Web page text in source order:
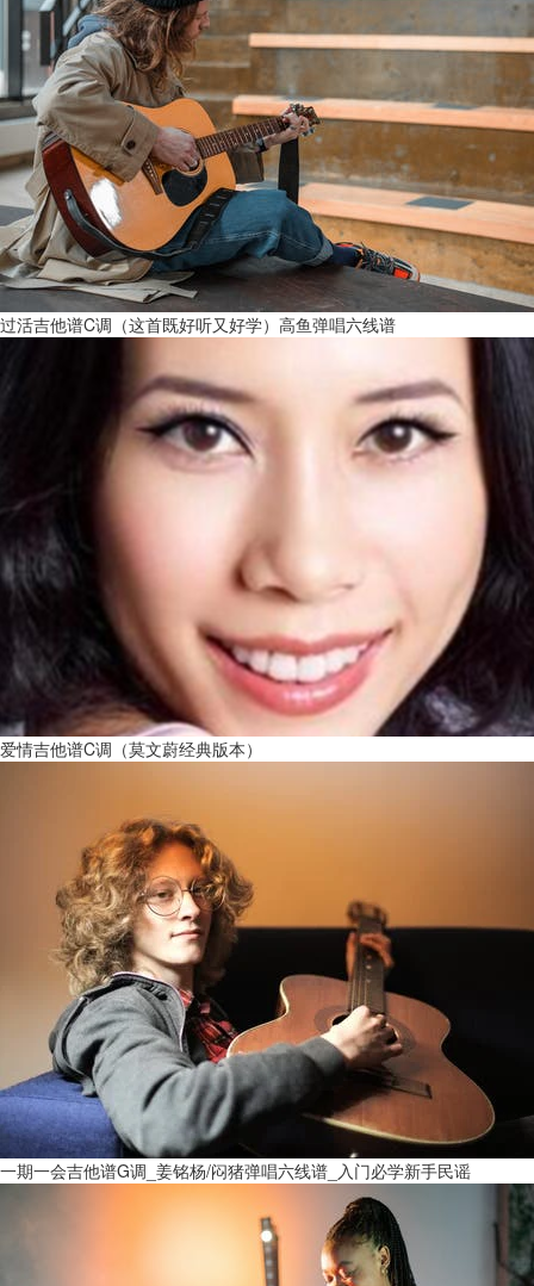
过活吉他谱C调（这首既好听又好学）高鱼弹唱六线谱
爱情吉他谱C调（莫文蔚经典版本）
一期一会吉他谱G调_姜铭杨/闷猪弹唱六线谱_入门必学新手民谣